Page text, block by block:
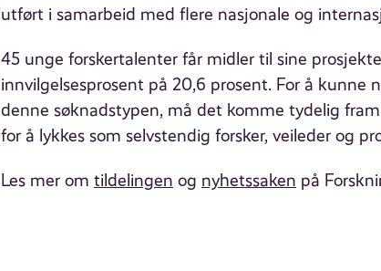
utført i samarbeid med flere nasjonale og
45 unge forskertalenter får midler til sine
innvilgelsesprosent på 20,6 prosent. For å kunne
denne søknadstypen, må det komme tydelig
for å lykkes som selvstendig forsker, veileder og
Les mer om tildelingen og nyhetssaken på